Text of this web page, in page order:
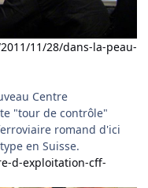
11/28/dans-la-peau-
Centre
"tour de contrôle"
romand d'ici
en Suisse.
d-exploitation-cff-